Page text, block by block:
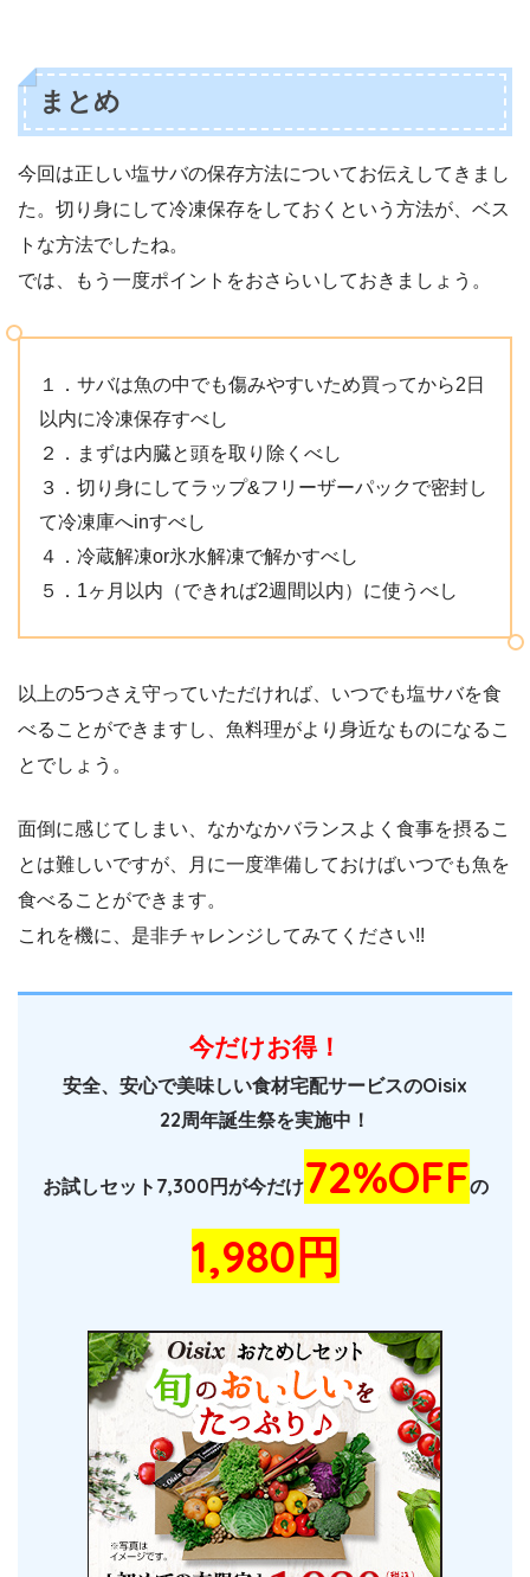
まとめ
今回は正しい塩サバの保存方法についてお伝えしてきまし
た。切り身にして冷凍保存をしておくという方法が、ベス
トな方法でしたね。
では、もう一度ポイントをおさらいしておきましょう。
１．サバは魚の中でも傷みやすいため買ってから2日
以内に冷凍保存すべし
２．まずは内臓と頭を取り除くべし
３．切り身にしてラップ&フリーザーパックで密封し
て冷凍庫へinすべし
４．冷蔵解凍or氷水解凍で解かすべし
５．1ヶ月以内（できれば2週間以内）に使うべし
以上の5つさえ守っていただければ、いつでも塩サバを食
べることができますし、魚料理がより身近なものになるこ
とでしょう。
面倒に感じてしまい、なかなかバランスよく食事を摂るこ
とは難しいですが、月に一度準備しておけばいつでも魚を
食べることができます。
これを機に、是非チャレンジしてみてください!!
今だけお得！
安全、安心で美味しい食材宅配サービスのOisix
22周年誕生祭を実施中！
お試しセット7,300円が今だけ72%OFFの
1,980円